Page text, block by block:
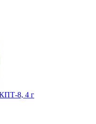
КПТ-8, 4 г